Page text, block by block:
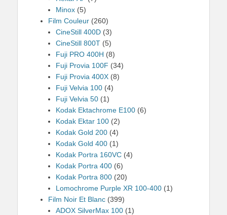
Minox (5)
Film Couleur (260)
CineStill 400D (3)
CineStill 800T (5)
Fuji PRO 400H (8)
Fuji Provia 100F (34)
Fuji Provia 400X (8)
Fuji Velvia 100 (4)
Fuji Velvia 50 (1)
Kodak Ektachrome E100 (6)
Kodak Ektar 100 (2)
Kodak Gold 200 (4)
Kodak Gold 400 (1)
Kodak Portra 160VC (4)
Kodak Portra 400 (6)
Kodak Portra 800 (20)
Lomochrome Purple XR 100-400 (1)
Film Noir Et Blanc (399)
ADOX SilverMax 100 (1)